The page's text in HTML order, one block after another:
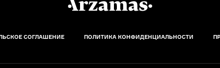
СОГЛАШЕНИЕ ПОЛИТИКА КОНФИДЕНЦИАЛЬНОСТИ